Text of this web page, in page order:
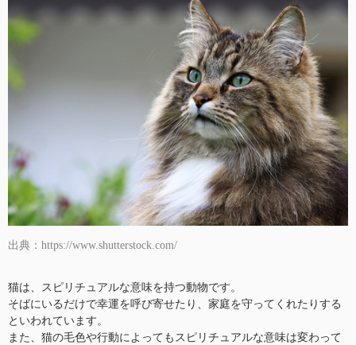
出典：https://www.shutterstock.com/
猫は、スピリチュアルな意味を持つ動物です。
そばにいるだけで幸運を呼び寄せたり、家庭を守ってくれたりする
といわれています。
また、猫の毛色や行動によってもスピリチュアルな意味は変わって